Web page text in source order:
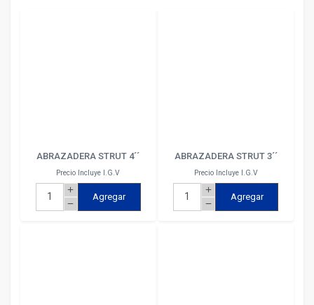
ABRAZADERA STRUT 4´´
Precio Incluye I.G.V
add
remove
Agregar
ABRAZADERA STRUT 3´´
Precio Incluye I.G.V
add
remove
Agregar